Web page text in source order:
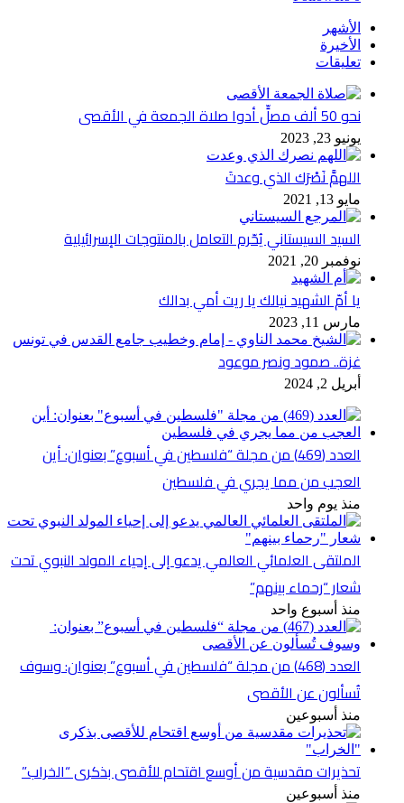
الأشهر
الأخيرة
تعليقات
نحو 50 ألف مصلٍّ أدوا صلاة الجمعة في الأقصى
يونيو 23, 2023
اللهمَّ نَصْرَك الذي وعدتَ
مايو 13, 2021
السيد السيستاني يُحّرم التعامل بالمنتوجات الإسرائيلية
نوفمبر 20, 2021
يا أمّ الشهيد نيالك يا ريت أمي بدالك
مارس 11, 2023
غزة.. صمود ونصر موعود
أبريل 2, 2024
العدد (469) من مجلة “فلسطين في أسبوع” بعنوان: أين
العجب من مما يجري في فلسطين
منذ يوم واحد
الملتقى العلمائي العالمي يدعو إلى إحياء المولد النبوي تحت
شعار “رحماء بينهم”
منذ أسبوع واحد
العدد (468) من مجلة “فلسطين في أسبوع” بعنوان: وسوف
تُسألون عن الأقصى
منذ أسبوعين
تحذيرات مقدسية من أوسع اقتحام للأقصى بذكرى “الخراب”
منذ أسبوعين